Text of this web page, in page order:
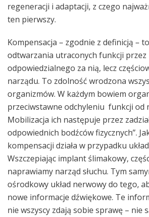
regeneracji i adaptacji, z czego
ten pierwszy.
Kompensacja – zgodnie z definicją –
odtwarzania utraconych funkcji przez
odpowiedzialnego za nią, lecz
narządu. To zdolność wrodzona
organizmów. W każdym bowiem
przeciwstawne odchyleniu funkcji od
Mobilizacja ich następuje przez
odpowiednich bodźców fizycznych”.
kompensacji działa w przypadku
Wszczepiając implant ślimakowy,
naprawiamy narząd słuchu. Tym
ośrodkowy układ nerwowy do tego,
nowe informacje dźwiękowe. Te
nie wszyscy zdają sobie sprawę – nie